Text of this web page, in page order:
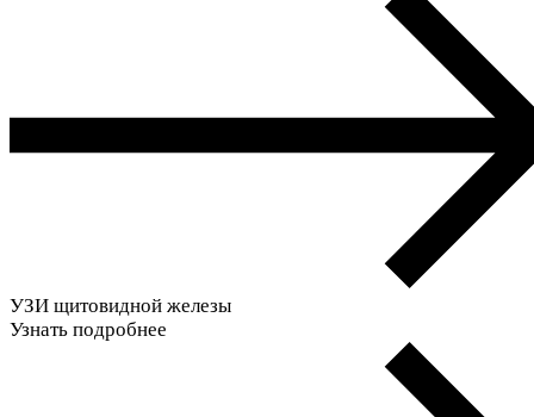
УЗИ щитовидной железы
Узнать подробнее